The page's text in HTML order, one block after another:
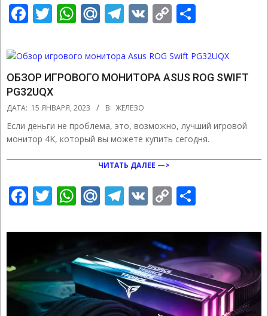
Facebook
Twitter
WhatsApp
Mail.Ru
Telegram
VK Copy
ОБЗОР ИГРОВОГО МОНИТОРА ASUS ROG SWIFT
PG32UQX
2023-
15
ДАТА: 15 ЯНВАРЯ, 2023 В: ЖЕЛЕЗО
Если деньги не проблема, это, возможно, лучший игровой
монитор 4K, который вы можете купить сегодня.
ЧИТАТЬ ДАЛЕЕ —>
Facebook
Twitter
WhatsApp
Mail.Ru
Telegram
VK Copy